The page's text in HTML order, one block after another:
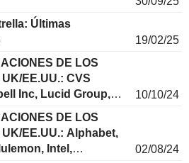
Últimas
19/02/25
DE LOS
EE.UU.: CVS
Inc, Lucid Group,
10/10/24
DE LOS
EE.UU.: Alphabet,
Intel,
02/08/24